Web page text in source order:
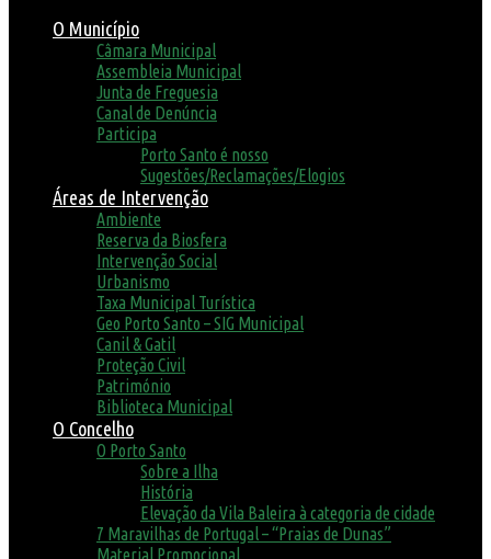
O Município
Câmara Municipal
Assembleia Municipal
Junta de Freguesia
Canal de Denúncia
Participa
Porto Santo é nosso
Sugestões/Reclamações/Elogios
Áreas de Intervenção
Ambiente
Reserva da Biosfera
Intervenção Social
Urbanismo
Taxa Municipal Turística
Geo Porto Santo – SIG Municipal
Canil & Gatil
Proteção Civil
Património
Biblioteca Municipal
O Concelho
O Porto Santo
Sobre a Ilha
História
Elevação da Vila Baleira à categoria de cidade
7 Maravilhas de Portugal – “Praias de Dunas”
Material Promocional